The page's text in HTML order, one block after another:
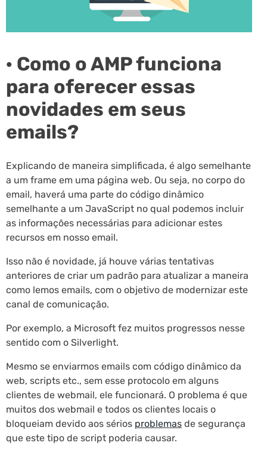
· Como o AMP funciona
para oferecer essas
novidades em seus
emails?
Explicando de maneira simplificada, é algo semelhante
a um frame em uma página web. Ou seja, no corpo do
email, haverá uma parte do código dinâmico
semelhante a um JavaScript no qual podemos incluir
as informações necessárias para adicionar estes
recursos em nosso email.
Isso não é novidade, já houve várias tentativas
anteriores de criar um padrão para atualizar a maneira
como lemos emails, com o objetivo de modernizar este
canal de comunicação.
Por exemplo, a Microsoft fez muitos progressos nesse
sentido com o Silverlight.
Mesmo se enviarmos emails com código dinâmico da
web, scripts etc., sem esse protocolo em alguns
clientes de webmail, ele funcionará. O problema é que
muitos dos webmail e todos os clientes locais o
bloqueiam devido aos sérios problemas de segurança
que este tipo de script poderia causar.